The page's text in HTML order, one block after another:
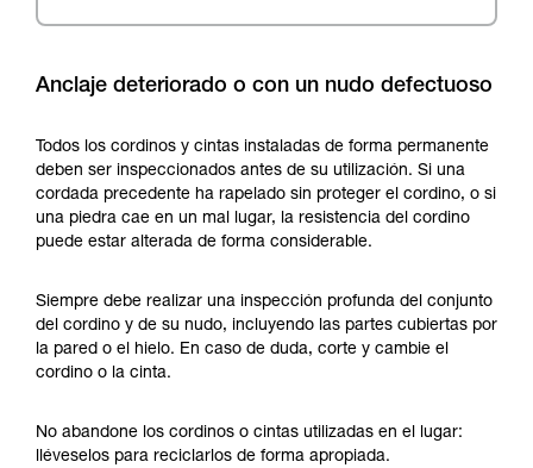
Anclaje deteriorado o con un nudo defectuoso
Todos los cordinos y cintas instaladas de forma permanente
deben ser inspeccionados antes de su utilización. Si una
cordada precedente ha rapelado sin proteger el cordino, o si
una piedra cae en un mal lugar, la resistencia del cordino
puede estar alterada de forma considerable.
Siempre debe realizar una inspección profunda del conjunto
del cordino y de su nudo, incluyendo las partes cubiertas por
la pared o el hielo. En caso de duda, corte y cambie el
cordino o la cinta.
No abandone los cordinos o cintas utilizadas en el lugar:
lléveselos para reciclarlos de forma apropiada.